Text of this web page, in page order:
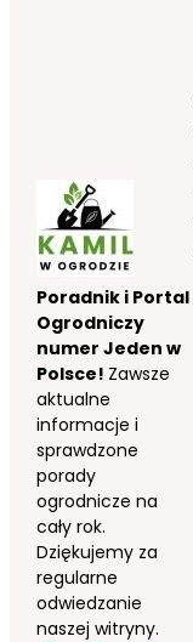
Poradnik i Portal
Ogrodniczy
numer Jeden w
Polsce! Zawsze
aktualne
informacje i
sprawdzone
porady
ogrodnicze na
cały rok.
Dziękujemy za
regularne
odwiedzanie
naszej witryny.